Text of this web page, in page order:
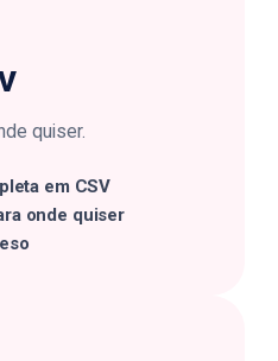
quiser.
em CSV
onde quiser